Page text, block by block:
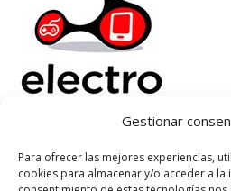
Gestionar
Para ofrecer las mejores experiencias,
cookies para almacenar y/o acceder a
Electrorenover
Ayuda